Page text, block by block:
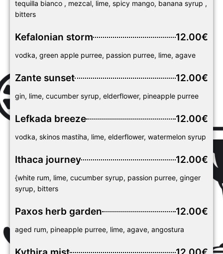
tequilla bianco , mezcal, lime, spicy mango, banana syrup ,
bitters
Kefalonian storm 12.00€
vodka, green apple purree, passion purree, lime, agave
Zante sunset 12.00€
gin, lime, cucumber syrup, elderflower, pineapple purree
Lefkada breeze 12.00€
vodka, skinos mastiha, lime, elderflower, watermelon syrup
Ithaca journey 12.00€
{white rum, lime, cucumber syrup, passion purree, ginger
syrup, bitters
Paxos herb garden 12.00€
aged rum, pineapple purree, lime, agave, angostura